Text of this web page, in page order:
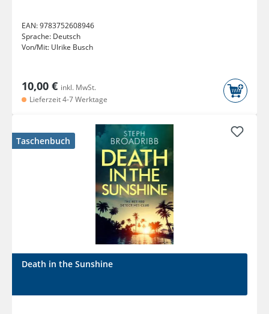
EAN:9783752608946
Sprache: Deutsch
Von/Mit: Ulrike Busch
10,00 € inkl. MwSt.
Lieferzeit 4-7 Werktage
Taschenbuch
Death in the Sunshine